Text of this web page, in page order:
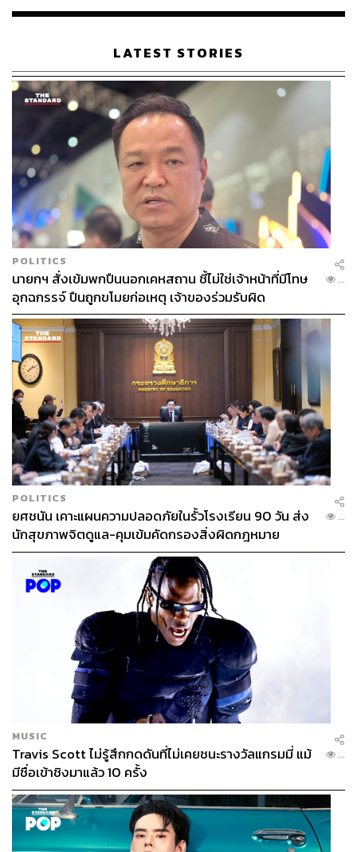
เรือนไทยที่ถูกซุกไว้
LATEST STORIES
POLITICS
นายกฯ สั่งเข้มพกปืนนอกเคหสถาน ชี้ไม่ใช่เจ้าหน้าที่มีโทษ
อุกฉกรรจ์ ปืนถูกขโมยก่อเหตุ เจ้าของร่วมรับผิด
...
POLITICS
ยศชนัน เคาะแผนความปลอดภัยในรั้วโรงเรียน 90 วัน ส่ง
นักสุขภาพจิตดูแล-คุมเข้มคัดกรองสิ่งผิดกฎหมาย
...
MUSIC
Travis Scott ไม่รู้สึกกดดันที่ไม่เคยชนะรางวัลแกรมมี่ แม้
มีชื่อเข้าชิงมาแล้ว 10 ครั้ง
...